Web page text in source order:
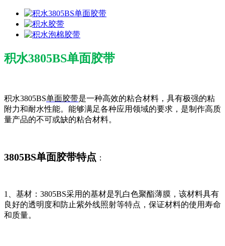
积水3805BS单面胶带
积水3805BS单面胶带是一种高效的粘合材料，具有极强的粘
附力和耐水性能。能够满足各种应用领域的要求，是制作高质
量产品的不可或缺的粘合材料。
3805BS单面胶带特点 ：
1、基材：3805BS采用的基材是乳白色聚酯薄膜，该材料具有
良好的透明度和防止紫外线照射等特点，保证材料的使用寿命
和质量。